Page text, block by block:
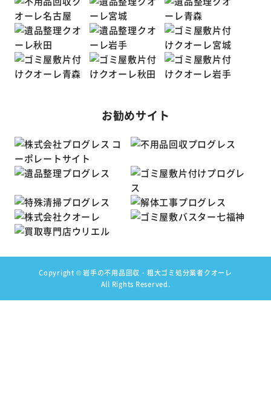
お勧めサイト
Copyright ©岩手の不用品回収・粗大ゴミ処分業者クオーレ
All Rights Reserved.